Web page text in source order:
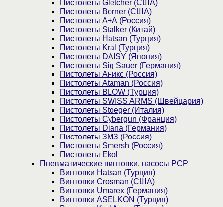
Пистолеты Gletcher (США)
Пистолеты Borner (США)
Пистолеты А+А (Россия)
Пистолеты Stalker (Китай)
Пистолеты Hatsan (Турция)
Пистолеты Kral (Турция)
Пистолеты DAISY (Япония)
Пистолеты Sig Sauer (Германия)
Пистолеты Аникс (Россия)
Пистолеты Ataman (Россия)
Пистолеты BLOW (Турция)
Пистолеты SWISS ARMS (Швейцария)
Пистолеты Stoeger (Италия)
Пистолеты Cybergun (Франция)
Пистолеты Diana (Германия)
Пистолеты ЗМЗ (Россия)
Пистолеты Smersh (Россия)
Пистолеты Ekol
Пневматические винтовки, насосы PCP
Винтовки Hatsan (Турция)
Винтовки Crosman (США)
Винтовки Umarex (Германия)
Винтовки ASELKON (Турция)